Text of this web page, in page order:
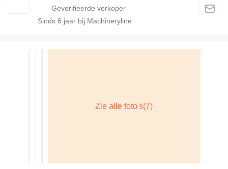
Sinds 6 jaar bij Machineryline